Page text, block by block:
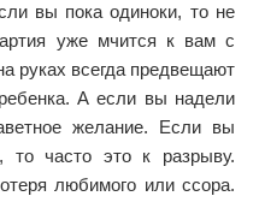
вы пока одиноки, то не
уже мчится к вам с
руках всегда предвещают
А если вы надели
желание. Если вы
то часто это к разрыву.
любимого или ссора.